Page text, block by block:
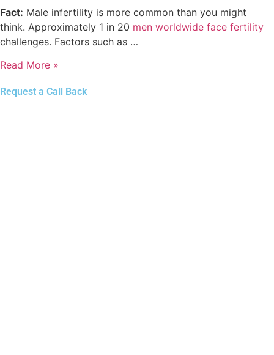
Fact: Male infertility is more common than you might
think. Approximately 1 in 20 men worldwide face fertility
challenges. Factors such as …
Read More »
Request a Call Back